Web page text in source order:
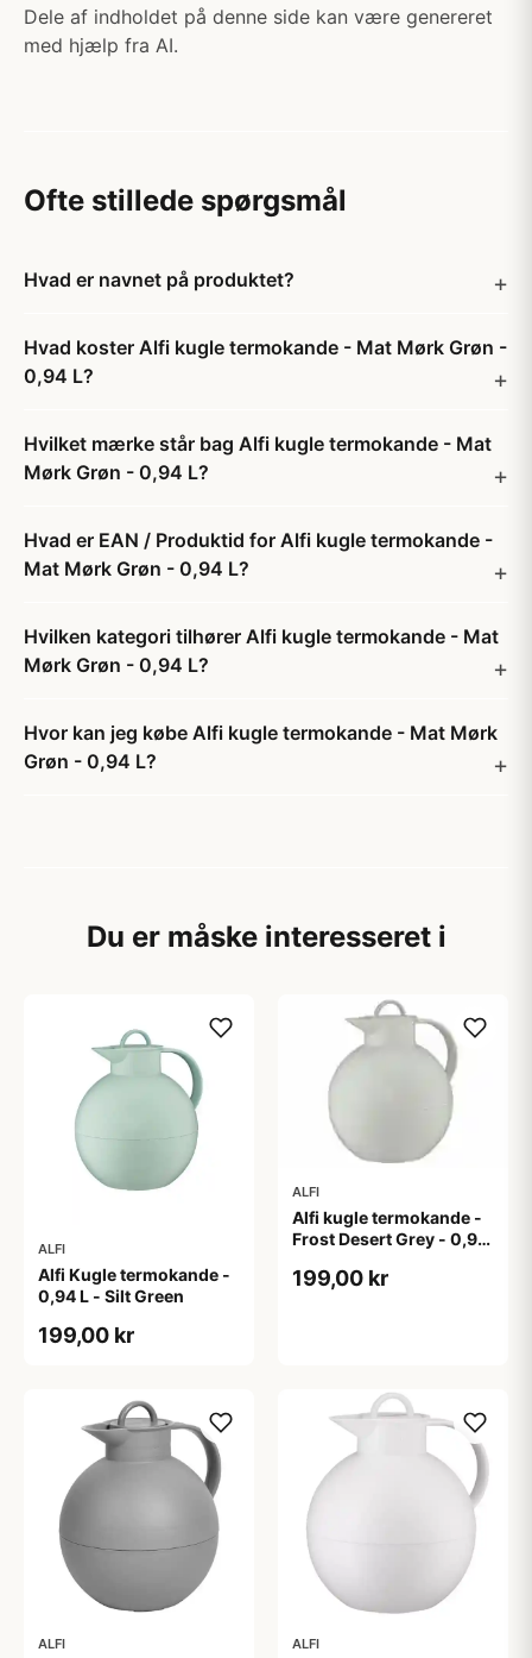
Dele af indholdet på denne side kan være genereret
med hjælp fra AI.
Ofte stillede spørgsmål
Hvad er navnet på produktet?
Hvad koster Alfi kugle termokande - Mat Mørk Grøn -
0,94 L?
Hvilket mærke står bag Alfi kugle termokande - Mat
Mørk Grøn - 0,94 L?
Hvad er EAN / Produktid for Alfi kugle termokande -
Mat Mørk Grøn - 0,94 L?
Hvilken kategori tilhører Alfi kugle termokande - Mat
Mørk Grøn - 0,94 L?
Hvor kan jeg købe Alfi kugle termokande - Mat Mørk
Grøn - 0,94 L?
Du er måske interesseret i
ALFI
Alfi Kugle termokande -
0,94 L - Silt Green
199,00 kr
ALFI
Alfi kugle termokande -
Frost Desert Grey - 0,94
199,00 kr
ALFI ALFI